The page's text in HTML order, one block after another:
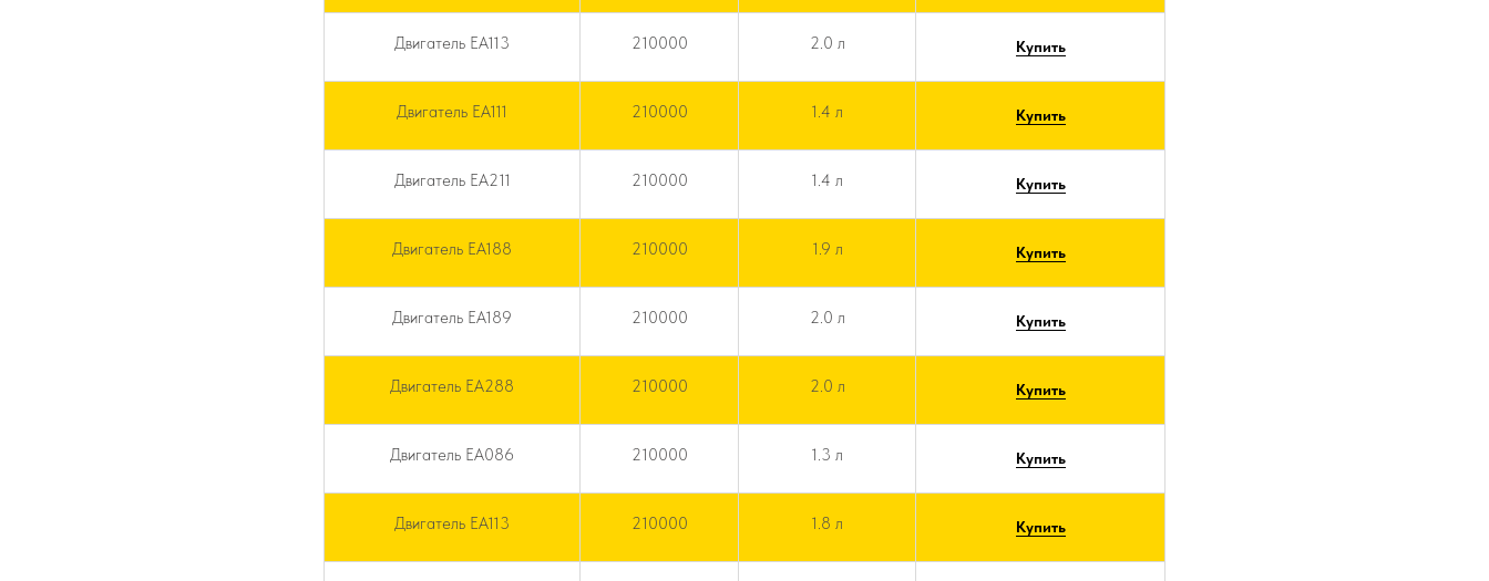
Двигатель EA113 210000 2.0 л Купить
Двигатель EA111 210000 1.4 л Купить
Двигатель EA211 210000 1.4 л Купить
Двигатель EA188 210000 1.9 л Купить
Двигатель EA189 210000 2.0 л Купить
Двигатель EA288 210000 2.0 л Купить
Двигатель EA086 210000 1.3 л Купить
Двигатель EA113 210000 1.8 л Купить